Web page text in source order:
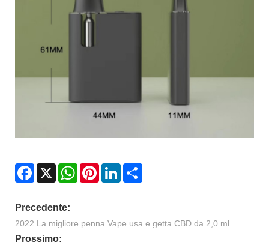
Facebook
X WhatsAppPinterestLinkedIn
Precedente:
2022 La migliore penna Vape usa e getta CBD da 2,0 ml
Prossimo: